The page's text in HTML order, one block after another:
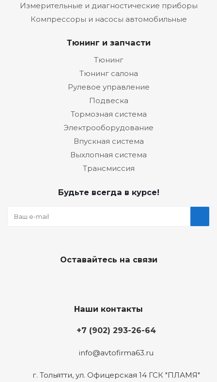
Измерительные и диагностические приборы
Компрессоры и насосы автомобильные
Тюнинг и запчасти
Тюнинг
Тюнинг салона
Рулевое управление
Подвеска
Тормозная система
Электрооборудование
Впускная система
Выхлопная система
Трансмиссия
Будьте всегда в курсе!
Оставайтесь на связи
Наши контакты
+7 (902) 293-26-64
info@avtofirma63.ru
г. Тольятти, ул. Офицерская 14 ГСК "ПЛАМЯ"